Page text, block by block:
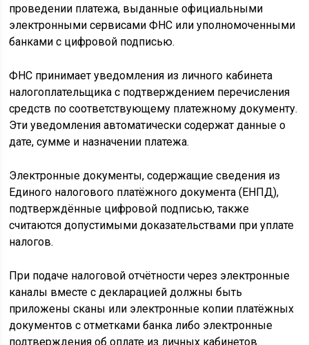
проведении платежа, выданные официальными
электронными сервисами ФНС или уполномоченными
банками с цифровой подписью.
ФНС принимает уведомления из личного кабинета
налогоплательщика с подтверждением перечисления
средств по соответствующему платежному документу.
Эти уведомления автоматически содержат данные о
дате, сумме и назначении платежа.
Электронные документы, содержащие сведения из
Единого налогового платёжного документа (ЕНПД),
подтверждённые цифровой подписью, также
считаются допустимыми доказательствами при уплате
налогов.
При подаче налоговой отчётности через электронные
каналы вместе с декларацией должны быть
приложены сканы или электронные копии платёжных
документов с отметками банка либо электронные
подтверждения об оплате из личных кабинетов